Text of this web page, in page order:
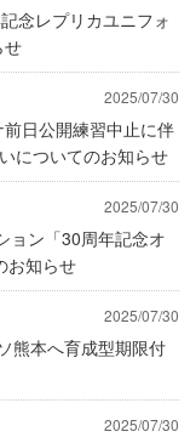
念レプリカユニフォ
せ
2025/07/30
日公開練習中止に伴
についてのお知らせ
2025/07/30
ョン「30周年記念オ
お知らせ
2025/07/30
熊本へ育成型期限付
2025/07/30